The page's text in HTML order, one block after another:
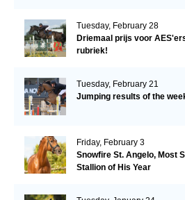
Tuesday, February 28
Driemaal prijs voor
rubriek!
Tuesday, February 21
Jumping results of the
Friday, February 3
Snowfire St. Angelo, Most
Stallion of His Year